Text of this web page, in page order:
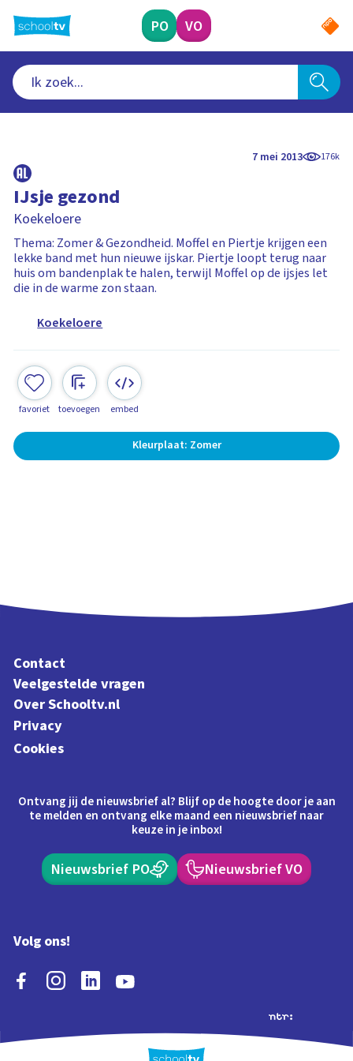
naar
hoofdinhoud
PO VO
7 mei 2013 176k
IJsje gezond
Koekeloere
Thema: Zomer & Gezondheid. Moffel en Piertje krijgen een
lekke band met hun nieuwe ijskar. Piertje loopt terug naar
huis om bandenplak te halen, terwijl Moffel op de ijsjes let
die in de warme zon staan.
Koekeloere
favoriet toevoegen embed
Kleurplaat: Zomer
Contact
Veelgestelde vragen
Over Schooltv.nl
Privacy
Cookies
Ontvang jij de nieuwsbrief al? Blijf op de hoogte door je aan
te melden en ontvang elke maand een nieuwsbrief naar
keuze in je inbox!
Nieuwsbrief PO Nieuwsbrief VO
Volg ons!